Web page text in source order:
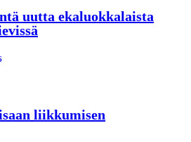
uutta ekaluokkalaista
liikkumisen